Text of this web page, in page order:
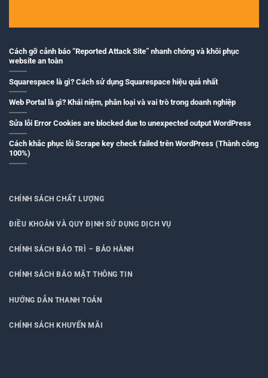
Cách gỡ cảnh báo “Reported Attack Site” nhanh chóng và khôi phục
website an toàn
Squarespace là gì? Cách sử dụng Squarespace hiệu quả nhất
Web Portal là gì? Khái niệm, phân loại và vai trò trong doanh nghiệp
Sửa lỗi Error Cookies are blocked due to unexpected output WordPress
Cách khắc phục lỗi Scrape key check failed trên WordPress (Thành công
100%)
CHÍNH SÁCH CHẤT LƯỢNG
ĐIỀU KHOẢN VÀ QUY ĐỊNH SỬ DỤNG DỊCH VỤ
CHÍNH SÁCH BẢO TRÌ – BẢO HÀNH
CHÍNH SÁCH BẢO MẬT THÔNG TIN
HƯỚNG DẪN THANH TOÁN
CHÍNH SÁCH KHUYẾN MÃI